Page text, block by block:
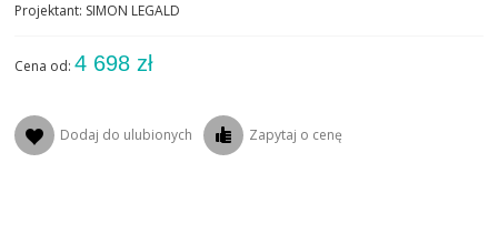
Projektant: SIMON LEGALD
Cena od:4 698 zł
Dodaj do ulubionych Zapytaj o cenę